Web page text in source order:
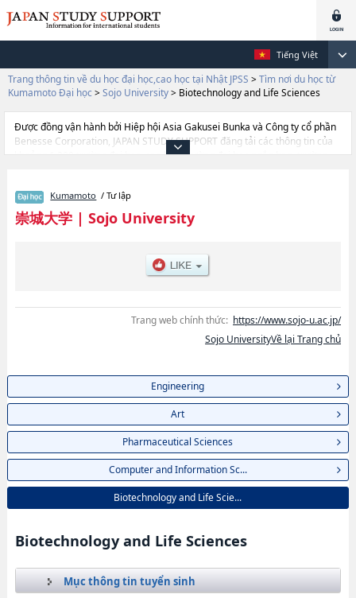
Tiếng Việt
Trang thông tin về du học đại học,cao học tại Nhật JPSS > Tìm nơi du học từ
Kumamoto Đại học > Sojo University> Biotechnology and Life Sciences
Được đồng vận hành bởi Hiệp hội Asia Gakusei Bunka và Công ty cổ phần
Benesse Corporation, JAPAN STUDY SUPPORT đăng tải các thông tin của
khoảng 1.300 trường đại học, cao học, trường đại học ngắn hạn, trường
thiết dành cho du học sinh, như là về các Ngành EngineeringhoặcNgành
ArthoặcNgành Pharmaceutical ScienceshoặcNgành Computer and
Information ScienceshoặcNgành Biotechnology and Life Sciences, thông
tuyển sinh, số lượng trúng tuyển, cở sở trang thiết bị, hướng dẫn địa điểm
Kumamoto / Tư lập
崇城大学| Sojo University
Trang web chính thức: https://www.sojo-u.ac.jp/
Sojo UniversityVề lại Trang chủ
Engineering
Art
Pharmaceutical Sciences
Computer and Information Sc...
Biotechnology and Life Scie...
Biotechnology and Life Sciences
Mục thông tin tuyển sinh